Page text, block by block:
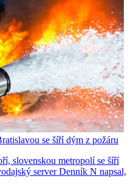
se šíří dým z požáru
slovenskou metropolí se šíří
server Denník N napsal,